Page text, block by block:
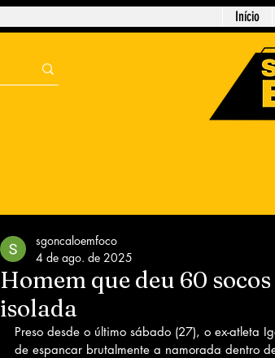
Início
Homem que deu 60
isolada
sgoncaloemfoco
4 de ago. de 2025
Preso desde o último sábado (27), o ex-atleta
de espancar brutalmente a namorada dentro